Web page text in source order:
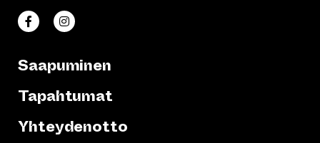
Taiteen talo Facebookissa
(siirtyy toiseen verkkopalveluun)
Taiteen talo Instagramissa
(siirtyy toiseen verkkopalveluun)
Saapuminen
Tapahtumat
Yhteydenotto